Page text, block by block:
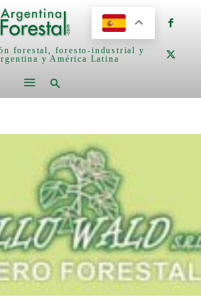
forestal, foresto-industrial y
y América Latina